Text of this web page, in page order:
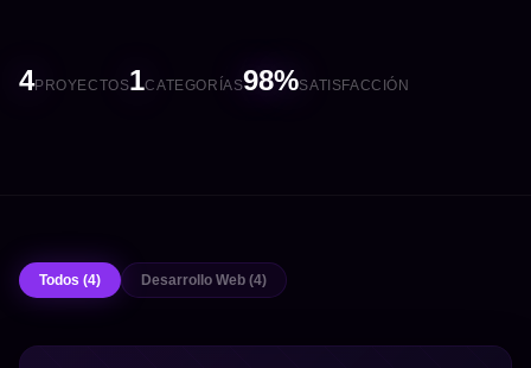
4PROYECTOS1CATEGORÍAS98%SATISFACCIÓN
Todos (4) Desarrollo Web (4)